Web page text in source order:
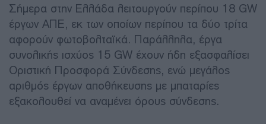
Σήμερα στην Ελλάδα λειτουργούν περίπου 18 GW
έργων ΑΠΕ, εκ των οποίων περίπου τα δύο τρίτα
αφορούν φωτοβολταϊκά. Παράλληλα, έργα
συνολικής ισχύος 15 GW έχουν ήδη εξασφαλίσει
Οριστική Προσφορά Σύνδεσης, ενώ μεγάλος
αριθμός έργων αποθήκευσης με μπαταρίες
εξακολουθεί να αναμένει όρους σύνδεσης.